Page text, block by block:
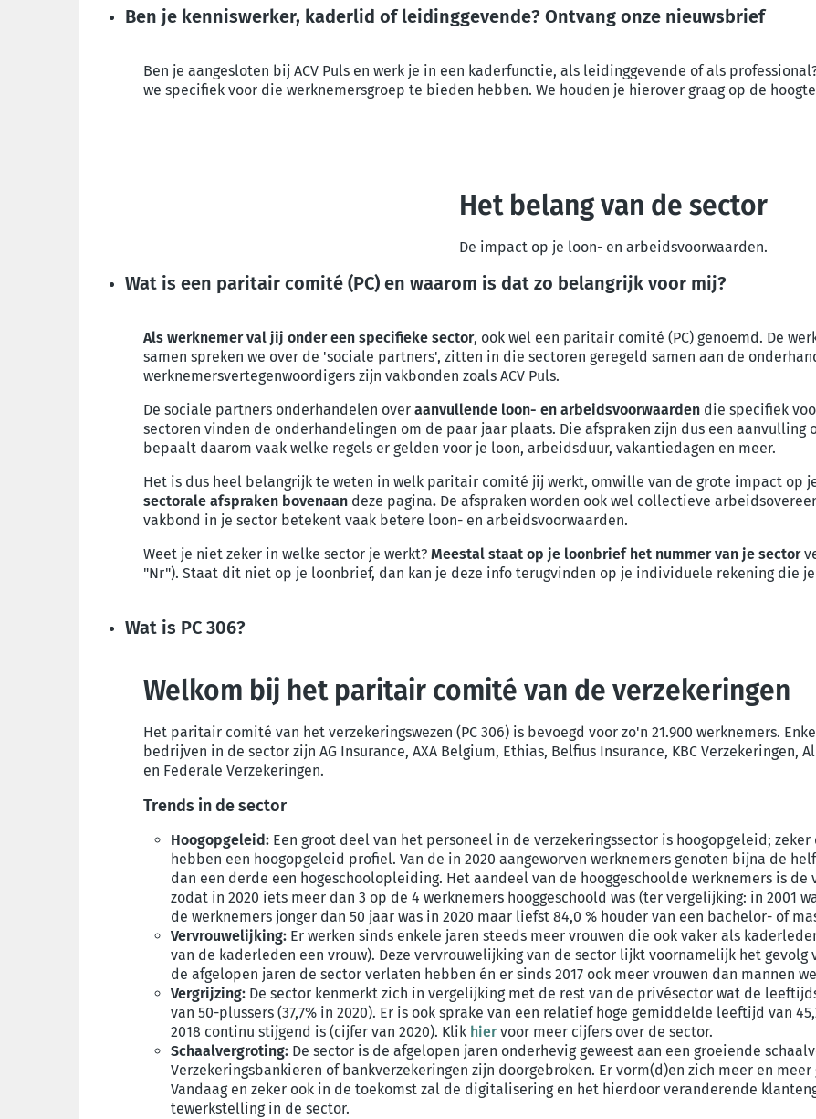
Ben je kenniswerker, kaderlid of leidinggevende? Ontvang onze nieuwsbrief
Ben je aangesloten bij ACV Puls en werk je in een kaderfunctie, als leidinggevende of als
we specifiek voor die werknemersgroep te bieden hebben. We houden je hierover graag op de
Het belang van de sector
De impact op je loon- en arbeidsvoorwaarden.
Wat is een paritair comité (PC) en waarom is dat zo belangrijk voor mij?
Als werknemer val jij onder een specifieke sector, ook wel een paritair comité (PC) genoemd. De
samen spreken we over de 'sociale partners', zitten in die sectoren geregeld samen aan de
werknemersvertegenwoordigers zijn vakbonden zoals ACV Puls.
De sociale partners onderhandelen over aanvullende loon- en arbeidsvoorwaarden die specifiek
sectoren vinden de onderhandelingen om de paar jaar plaats. Die afspraken zijn dus een aanvulling
bepaalt daarom vaak welke regels er gelden voor je loon, arbeidsduur, vakantiedagen en meer.
Het is dus heel belangrijk te weten in welk paritair comité jij werkt, omwille van de grote impact op
sectorale afspraken bovenaan deze pagina. De afspraken worden ook wel collectieve
vakbond in je sector betekent vaak betere loon- en arbeidsvoorwaarden.
Weet je niet zeker in welke sector je werkt? Meestal staat op je loonbrief het nummer van je sector
"Nr"). Staat dit niet op je loonbrief, dan kan je deze info terugvinden op je individuele rekening die
Wat is PC 306?
Welkom bij het paritair comité van de verzekeringen
Het paritair comité van het verzekeringswezen (PC 306) is bevoegd voor zo'n 21.900 werknemers.
bedrijven in de sector zijn AG Insurance, AXA Belgium, Ethias, Belfius Insurance, KBC Verzekeringen,
en Federale Verzekeringen.
Trends in de sector
Hoogopgeleid: Een groot deel van het personeel in de verzekeringssector is hoogopgeleid;
hebben een hoogopgeleid profiel. Van de in 2020 aangeworven werknemers genoten bijna de
dan een derde een hogeschoolopleiding. Het aandeel van de hooggeschoolde werknemers is
zodat in 2020 iets meer dan 3 op de 4 werknemers hooggeschoold was (ter vergelijking: in 2001
de werknemers jonger dan 50 jaar was in 2020 maar liefst 84,0 % houder van een bachelor- of
Vervrouwelijking: Er werken sinds enkele jaren steeds meer vrouwen die ook vaker als
van de kaderleden een vrouw). Deze vervrouwelijking van de sector lijkt voornamelijk het
de afgelopen jaren de sector verlaten hebben én er sinds 2017 ook meer vrouwen dan mannen
Vergrijzing: De sector kenmerkt zich in vergelijking met de rest van de privésector wat de
van 50-plussers (37,7% in 2020). Er is ook sprake van een relatief hoge gemiddelde leeftijd van
2018 continu stijgend is (cijfer van 2020). Klik hiervoor meer cijfers over de sector.
Schaalvergroting: De sector is de afgelopen jaren onderhevig geweest aan een groeiende
Verzekeringsbankieren of bankverzekeringen zijn doorgebroken. Er vorm(d)en zich meer en
Vandaag en zeker ook in de toekomst zal de digitalisering en het hierdoor veranderende
tewerkstelling in de sector.